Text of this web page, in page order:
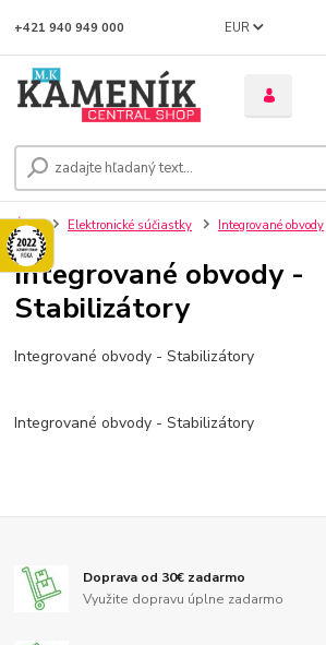
EUR
+421 940 949 000
Úvod Elektronické súčiastky Integrované obvody
Integrované obvody -
Stabilizátory
Integrované obvody - Stabilizátory
Integrované obvody - Stabilizátory
Doprava od 30€ zadarmo
Využite dopravu úplne zadarmo